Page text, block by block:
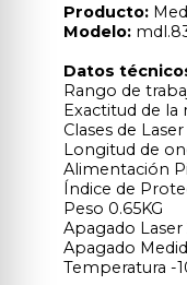
Producto:
Modelo:
Datos
Rango de
Exactitud de
Clases de Laser
Longitud de
Alimentación
Índice de
Peso 0.65KG
Apagado Laser
Apagado
Temperatura -